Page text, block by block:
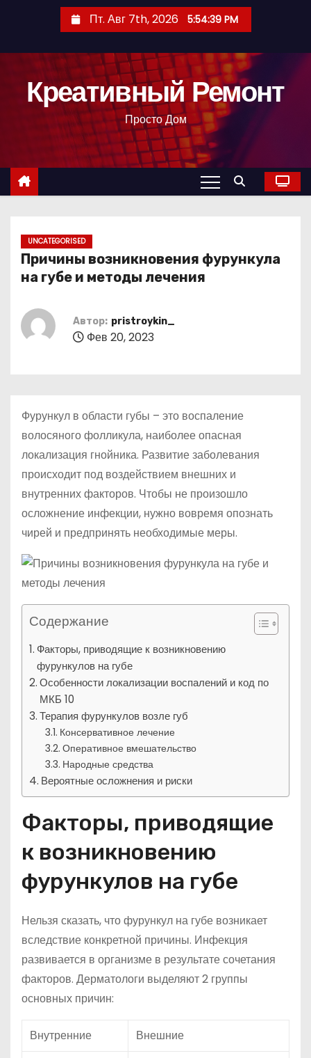
с
Пт. Авг 7th, 2026 5:54:40 PM
Креативный Ремонт
Просто Дом
UNCATEGORISED
Причины возникновения фурункула
на губе и методы лечения
Автор: pristroykin_
Фев 20, 2023
Фурункул в области губы – это воспаление
волосяного фолликула, наиболее опасная
локализация гнойника. Развитие заболевания
происходит под воздействием внешних и
внутренних факторов. Чтобы не произошло
осложнение инфекции, нужно вовремя опознать
чирей и предпринять необходимые меры.
Содержание
Факторы, приводящие к возникновению
фурункулов на губе
Особенности локализации воспалений и код по
МКБ 10
Терапия фурункулов возле губ
Консервативное лечение
Оперативное вмешательство
Народные средства
Вероятные осложнения и риски
Факторы, приводящие
к возникновению
фурункулов на губе
Нельзя сказать, что фурункул на губе возникает
вследствие конкретной причины. Инфекция
развивается в организме в результате сочетания
факторов. Дерматологи выделяют 2 группы
основных причин:
Внутренние
Внешние